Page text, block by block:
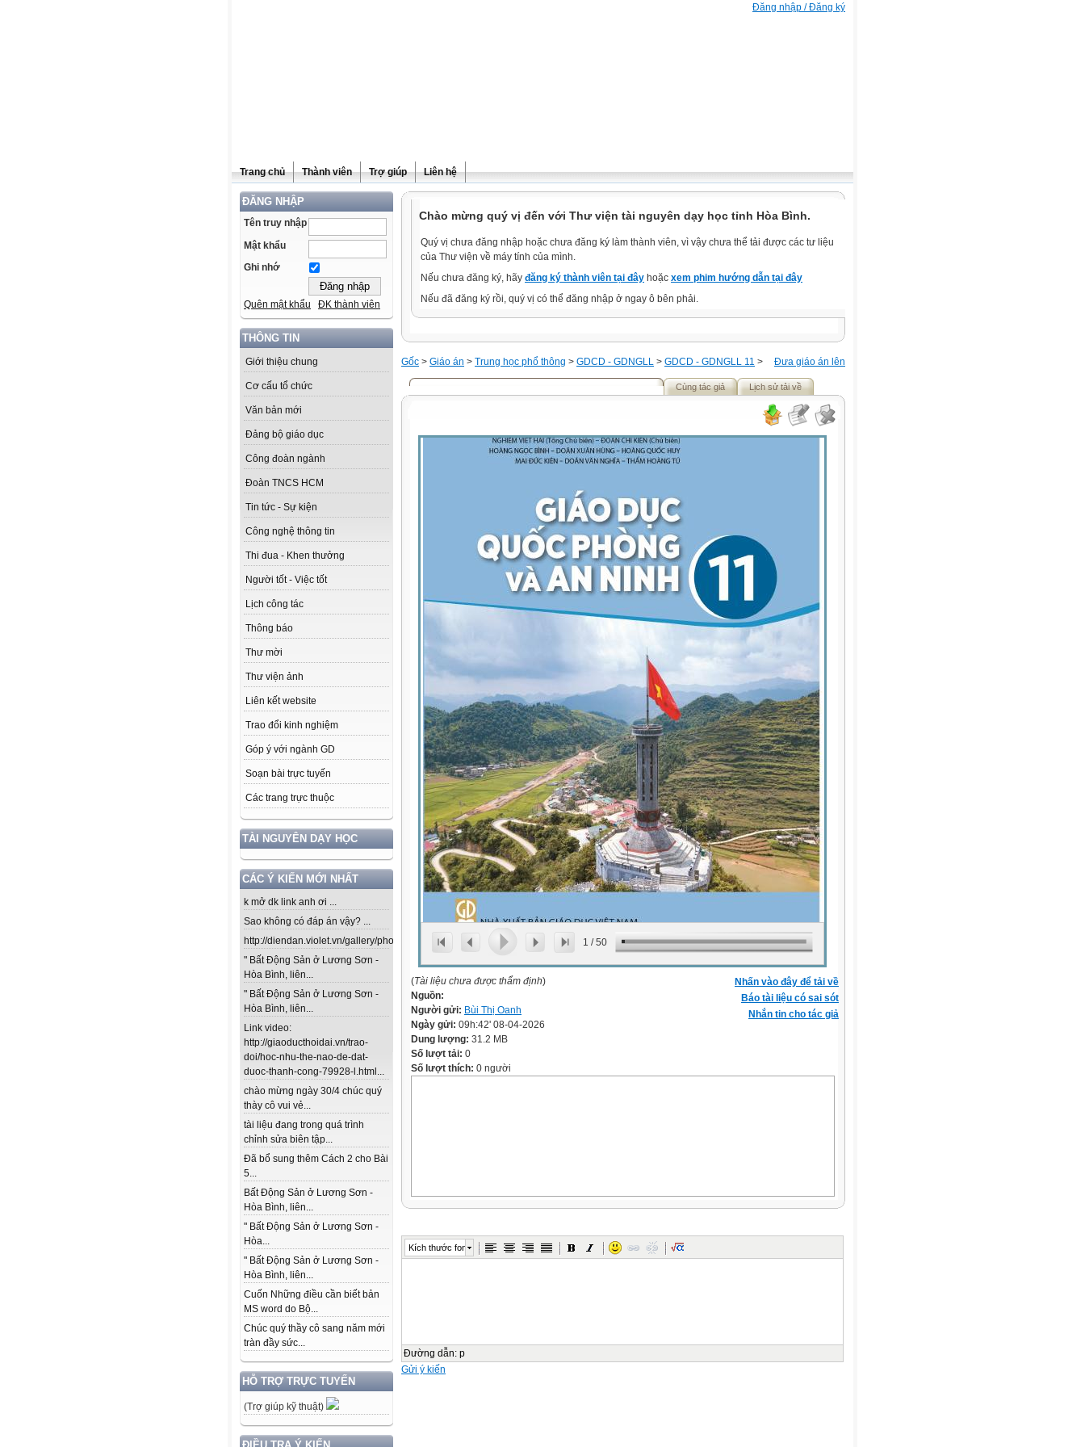
Đăng nhập / Đăng ký
Trang chủ Thành viên Trợ giúp Liên hệ
ĐĂNG NHẬP
Tên truy nhập
Mật khẩu
Ghi nhớ
Quên mật khẩu ĐK thành viên
THÔNG TIN
Giới thiệu chung
Cơ cấu tổ chức
Văn bản mới
Đảng bộ giáo dục
Công đoàn ngành
Đoàn TNCS HCM
Tin tức - Sự kiện
Công nghệ thông tin
Thi đua - Khen thưởng
Người tốt - Việc tốt
Lịch công tác
Thông báo
Thư mời
Thư viện ảnh
Liên kết website
Trao đổi kinh nghiệm
Góp ý với ngành GD
Soạn bài trực tuyến
Các trang trực thuộc
TÀI NGUYÊN DẠY HỌC
CÁC Ý KIẾN MỚI NHẤT
k mở dk link anh ơi ...
Sao không có đáp án vậy? ...
http://diendan.violet.vn/gallery/photos/302...
" Bất Động Sản ở Lương Sơn -
Hòa Bình, liên...
" Bất Động Sản ở Lương Sơn -
Hòa Bình, liên...
Link video:
http://giaoducthoidai.vn/trao-
doi/hoc-nhu-the-nao-de-dat-
duoc-thanh-cong-79928-l.html...
chào mừng ngày 30/4 chúc quý
thày cô vui vẻ...
tài liệu đang trong quá trình
chỉnh sửa biên tập...
Đã bổ sung thêm Cách 2 cho Bài
5...
Bất Động Sản ở Lương Sơn -
Hòa Bình, liên...
" Bất Động Sản ở Lương Sơn -
Hòa...
" Bất Động Sản ở Lương Sơn -
Hòa Bình, liên...
Cuốn Những điều cần biết bản
MS word do Bộ...
Chúc quý thầy cô sang năm mới
tràn đầy sức...
HỖ TRỢ TRỰC TUYẾN
(Trợ giúp kỹ thuật)
Chào mừng quý vị đến với Thư viện tài nguyên dạy học tỉnh Hòa Bình.
Quý vị chưa đăng nhập hoặc chưa đăng ký làm thành viên, vì vậy chưa thể tải được các tư liệu
của Thư viện về máy tính của mình.
Nếu chưa đăng ký, hãy đăng ký thành viên tại đây hoặc xem phim hướng dẫn tại đây
Nếu đã đăng ký rồi, quý vị có thể đăng nhập ở ngay ô bên phải.
Đưa giáo án lên
Gốc > Giáo án > Trung học phổ thông > GDCD - GDNGLL > GDCD - GDNGLL 11 >
Cùng tác giả Lịch sử tải về
1 /50
Nhấn vào đây để tải về
Báo tài liệu có sai sót
Nhắn tin cho tác giả
(Tài liệu chưa được thẩm định)
Nguồn:
Người gửi: Bùi Thị Oanh
Ngày gửi: 09h:42' 08-04-2026
Dung lượng: 31.2 MB
Số lượt tải: 0
Số lượt thích: 0 người
Kích thước font
Đường dẫn: p
Gửi ý kiến